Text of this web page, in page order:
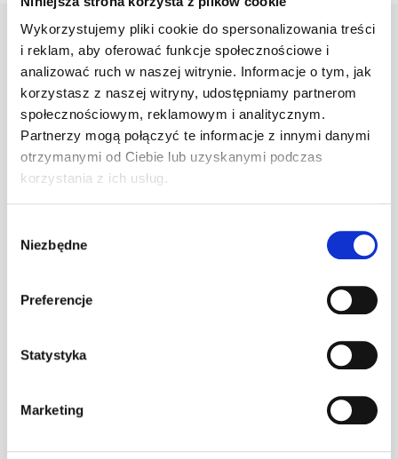
Wykorzystujemy pliki cookie do spersonalizowania treści
i reklam, aby oferować funkcje społecznościowe i
analizować ruch w naszej witrynie. Informacje o tym, jak
korzystasz z naszej witryny, udostępniamy partnerom
społecznościowym, reklamowym i analitycznym.
Partnerzy mogą połączyć te informacje z innymi danymi
otrzymanymi od Ciebie lub uzyskanymi podczas
korzystania z ich usług.
zgody
Niezbędne
Preferencje
Statystyka
Marketing
Warianty Opis Specyfikacja
PRODUKT JM ILOŚĆ
czarna